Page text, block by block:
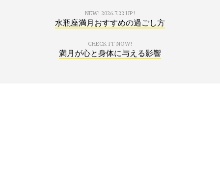
NEW! 2026.7.22 UP!
水瓶座満月おすすめの過ごし方
CHECK IT NOW!
満月が心と身体に与える影響